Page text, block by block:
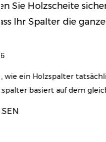
So wählen
Warum es bei
auf die Leistung
MEHR LESEN